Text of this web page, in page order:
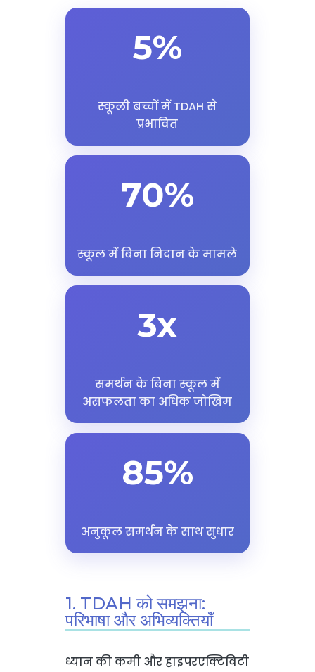
5%
स्कूली बच्चों में TDAH से
प्रभावित
70%
स्कूल में बिना निदान के मामले
3x
समर्थन के बिना स्कूल में
असफलता का अधिक जोखिम
85%
अनुकूल समर्थन के साथ सुधार
1. TDAH को समझना:
परिभाषा और अभिव्यक्तियाँ
ध्यान की कमी और हाइपरएक्टिविटी